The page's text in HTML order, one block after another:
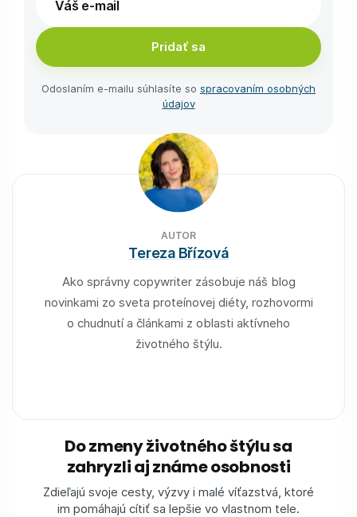
Pridať sa
Odoslaním e-⁠mailu súhlasíte so spracovaním osobných
údajov
AUTOR
Tereza Břízová
Ako správny copywriter zásobuje náš blog
novinkami zo sveta proteínovej diéty, rozhovormi
o chudnutí a článkami z oblasti aktívneho
životného štýlu.
Do zmeny životného štýlu sa
zahryzli aj známe osobnosti
Zdieľajú svoje cesty, výzvy i malé víťazstvá, ktoré
im pomáhajú cítiť sa lepšie vo vlastnom tele.